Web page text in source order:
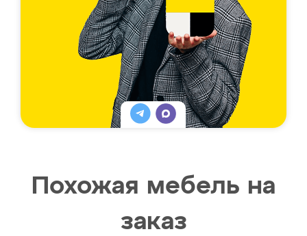
Похожая мебель на
заказ